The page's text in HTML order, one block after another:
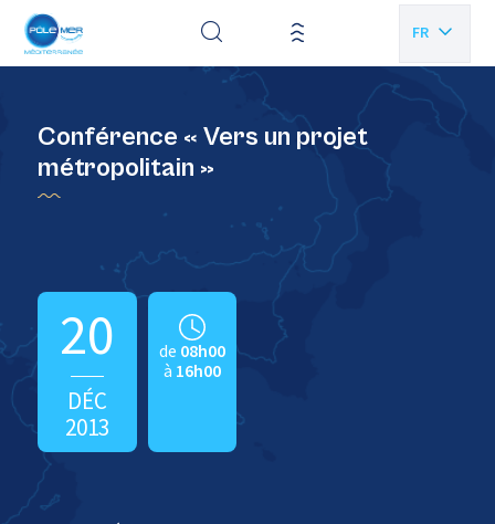
FR
Conférence « Vers un projet
métropolitain »
20
DÉC
2013
de 08h00
à 16h00
Panneau de gestion des cookies